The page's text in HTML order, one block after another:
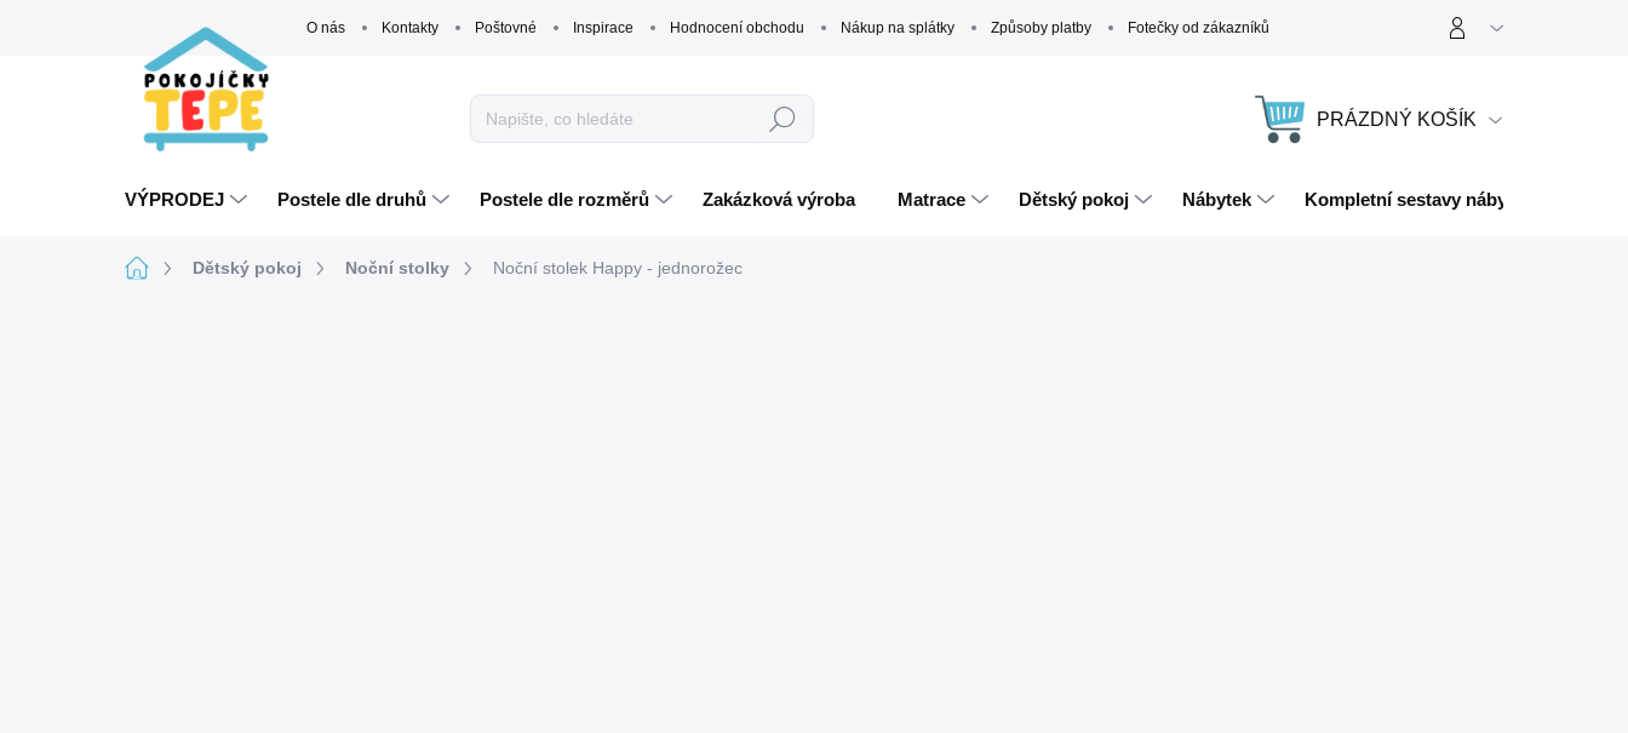
O nás Kontakty Poštovné Inspirace Hodnocení obchodu Nákup na splátky Způsoby platby Fotečky od zákazníků
Hledat
NÁKUPNÍ
PRÁZDNÝ KOŠÍK
VÝPRODEJ Postele dle druhů Postele dle rozměrů Zakázková výroba Matrace Dětský pokoj Nábytek Kompletní sestavy nábytku
DomůDětský pokoj Noční stolky Noční stolek Happy - jednorožec